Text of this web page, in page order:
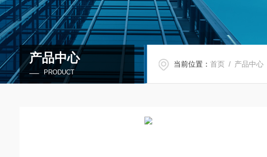
产品中心
PRODUCT
当前位置：首页 / 产品中心